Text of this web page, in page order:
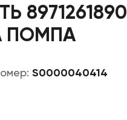
8971261890
ПОМПА
S0000040414